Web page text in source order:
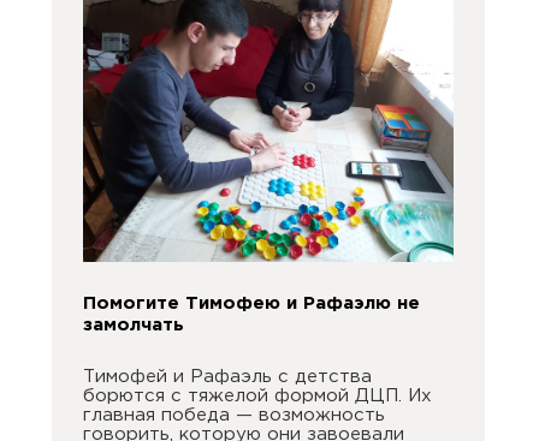
Помогите Тимофею и Рафаэлю не
замолчать
Тимофей и Рафаэль с детства
борются с тяжелой формой ДЦП. Их
главная победа — возможность
говорить, которую они завоевали